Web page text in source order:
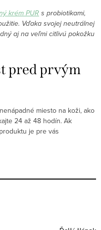
krém PURs probiotikami,
Vďaka svojej neutrálnej
aj na veľmi citlivú pokožku
pred prvým
miesto na koži, ako
24 až 48 hodín. Ak
je pre vás